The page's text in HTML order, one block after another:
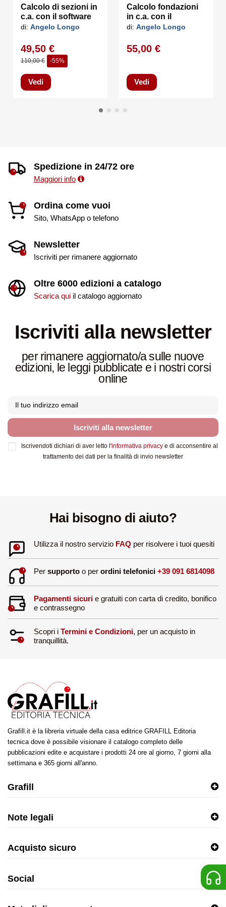
(16 milioni di colori); Mouse con rotellina di scroll.
Calcolo di sezioni in
c.a. con il software
CSect
di:Angelo Longo
49,50 €
110,00 € -55%
Vedi
Calcolo fondazioni
in c.a. con il
software Found
di: Angelo Longo
55,00 €
Vedi
Spedizione in 24/72 ore
Maggiori info
Ordina come vuoi
Sito, WhatsApp o telefono
Newsletter
Iscriviti per rimanere aggiornato
Oltre 6000 edizioni a catalogo
Scarica quiil catalogo aggiornato
Iscriviti alla newsletter
per rimanere aggiornato/a sulle nuove
edizioni, le leggi pubblicate e i nostri corsi
online
Iscriviti alla newsletter
Iscrivendoti dichiari di aver letto l'informativa privacy e di acconsentire al
trattamento dei dati per la finalità di invio newsletter
Hai bisogno di aiuto?
Utilizza il nostro servizio FAQ per risolvere i tuoi quesiti
Per supportoo per ordini telefonici +39 091 6814098
Pagamenti sicurie gratuiti con carta di credito, bonifico
e contrassegno
Scopri i Termini e Condizioni, per un acquisto in
tranquillità.
Grafill.it è la libreria virtuale della casa editrice GRAFILL Editoria
tecnica dove è possibile visionare il catalogo completo delle
pubblicazioni edite e acquistare i prodotti 24 ore al giorno, 7 giorni alla
settimana e 365 giorni all'anno.
Grafill
Note legali
Acquisto sicuro
Social